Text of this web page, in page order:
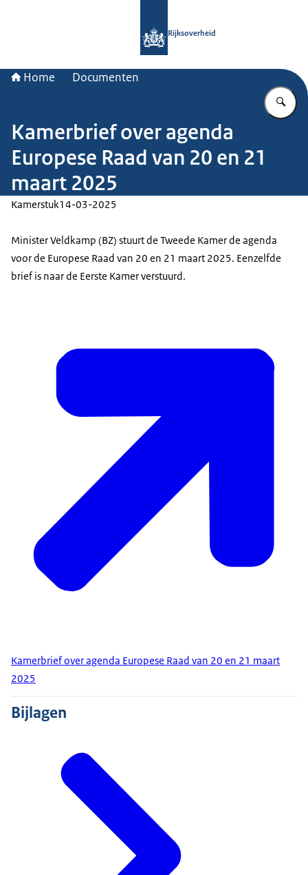
Rijksoverheid
Home Documenten
Kamerbrief over agenda
Europese Raad van 20 en 21
maart 2025
Kamerstuk14-03-2025
Minister Veldkamp (BZ) stuurt de Tweede Kamer de agenda
voor de Europese Raad van 20 en 21 maart 2025. Eenzelfde
brief is naar de Eerste Kamer verstuurd.
Kamerbrief over agenda Europese Raad van 20 en 21 maart
2025
Bijlagen